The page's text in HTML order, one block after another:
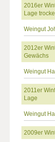
2016er
Lage
Weingut
2012er
Gewächs
Weingut
2011er
Lage
Weingut
2009er